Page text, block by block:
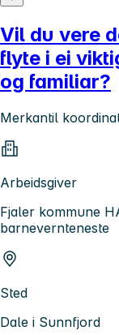
Vil du vere
flyte i ei
og familiar?
Merkantil
Arbeidsgiver
Fjaler kommune
barnevernteneste
Sted
Dale i Sunnfjord